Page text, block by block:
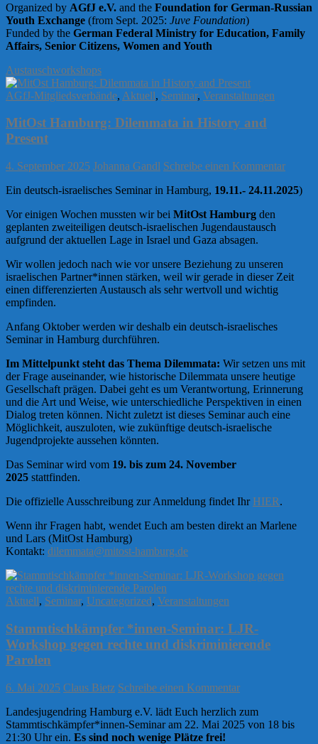
Organized by AGfJ e.V. and the Foundation for German-Russian
Youth Exchange (from Sept. 2025: Juve Foundation)
Funded by the German Federal Ministry for Education, Family
Affairs, Senior Citizens, Women and Youth
Austauschworkshops
AGfJ-Mitgliedsverbände, Aktuell, Seminar, Veranstaltungen
MitOst Hamburg: Dilemmata in History and
Present
4. September 2025 Johanna Gandl Schreibe einen Kommentar
Ein deutsch-israelisches Seminar in Hamburg, 19.11.- 24.11.2025)
Vor einigen Wochen mussten wir bei MitOst Hamburg den
geplanten zweiteiligen deutsch-israelischen Jugendaustausch
aufgrund der aktuellen Lage in Israel und Gaza absagen.
Wir wollen jedoch nach wie vor unsere Beziehung zu unseren
israelischen Partner*innen stärken, weil wir gerade in dieser Zeit
einen differenzierten Austausch als sehr wertvoll und wichtig
empfinden.
Anfang Oktober werden wir deshalb ein deutsch-israelisches
Seminar in Hamburg durchführen.
Im Mittelpunkt steht das Thema Dilemmata: Wir setzen uns mit
der Frage auseinander, wie historische Dilemmata unsere heutige
Gesellschaft prägen. Dabei geht es um Verantwortung, Erinnerung
und die Art und Weise, wie unterschiedliche Perspektiven in einen
Dialog treten können. Nicht zuletzt ist dieses Seminar auch eine
Möglichkeit, auszuloten, wie zukünftige deutsch-israelische
Jugendprojekte aussehen könnten.
Das Seminar wird vom 19. bis zum 24. November
2025 stattfinden.
Die offizielle Ausschreibung zur Anmeldung findet Ihr HIER.
Wenn ihr Fragen habt, wendet Euch am besten direkt an Marlene
und Lars (MitOst Hamburg)
Kontakt: dilemmata@mitost-hamburg.de
Aktuell, Seminar, Uncategorized, Veranstaltungen
Stammtischkämpfer *innen-Seminar: LJR-
Workshop gegen rechte und diskriminierende
Parolen
6. Mai 2025 Claus Bietz Schreibe einen Kommentar
Landesjugendring Hamburg e.V. lädt Euch herzlich zum
Stammtischkämpfer*innen-Seminar am 22. Mai 2025 von 18 bis
21:30 Uhr ein. Es sind noch wenige Plätze frei!